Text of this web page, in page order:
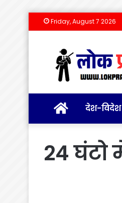
Friday, August 7 2026
होम देश-विदेश
24